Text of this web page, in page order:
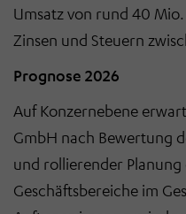
Umsatz von rund 40
Zinsen und Steuern
Prognose 2026
Auf Konzernebene
GmbH nach Bewertung
und rollierender Planung
Geschäftsbereiche im